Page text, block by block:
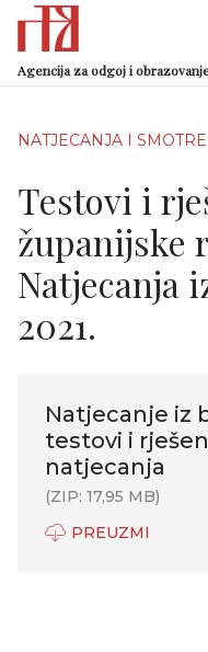
Agencija za odgoj i
NATJECANJA I SMOTRE
Testovi i
županijske
Natjecanja
2021.
Natjecanje iz
testovi i
natjecanja
(ZIP: 17,95 MB)
PREUZMI